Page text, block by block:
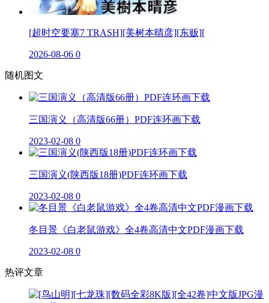
[超时空要塞7 TRASH][美树本晴彦][东贩][
2026-08-06 0
随机图文
三国演义（高清版66册）PDF连环画下载
2023-02-08 0
三国演义(陕西版18册)PDF连环画下载
2023-02-08 0
冬目景《白老鼠游戏》全4卷高清中文PDF漫画下载
2023-02-08 0
热评文章